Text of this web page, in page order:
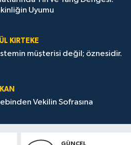
Uyumu
KIRTEKE
müşterisi değil; öznesidir.
Vekilin Sofrasına
GÜNCEL